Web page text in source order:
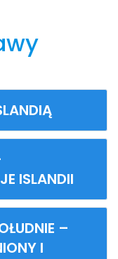
ISLANDII
–
I